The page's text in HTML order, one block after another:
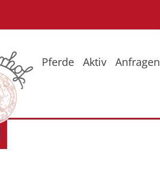
Pferde
Aktiv
Anfragen